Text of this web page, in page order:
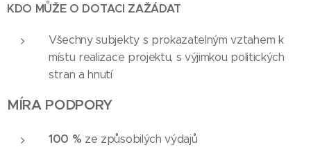
KDO MŮŽE O DOTACI ZAŽÁDAT
Všechny subjekty s prokazatelným vztahem k
místu realizace projektu, s výjimkou politických
stran a hnutí
MÍRA PODPORY
100 % ze způsobilých výdajů